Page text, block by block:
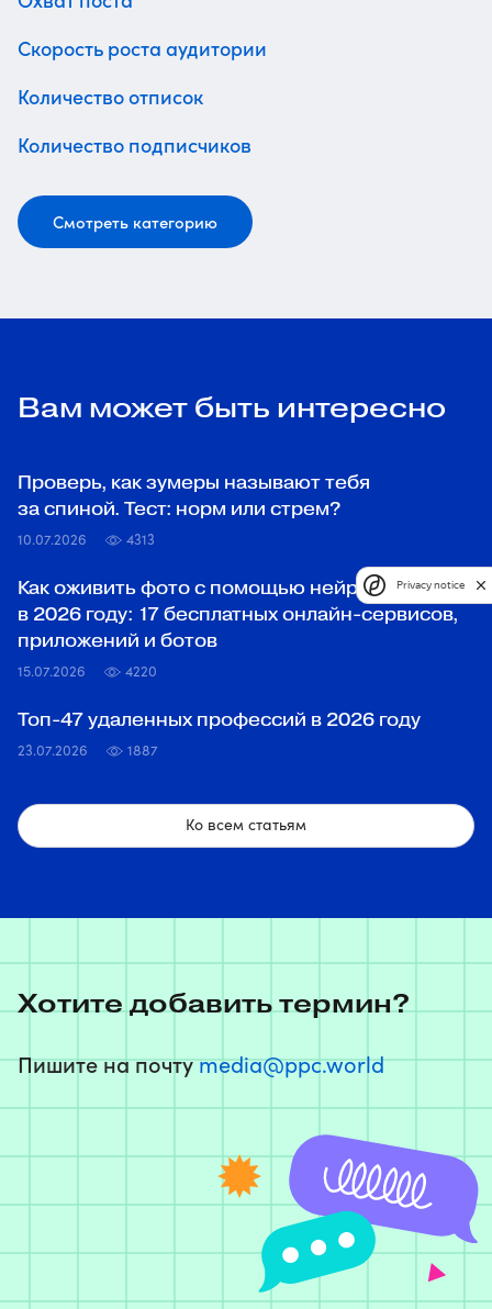
Скорость роста аудитории
Количество отписок
Количество подписчиков
Смотреть категорию
Вам может быть интересно
Проверь, как зумеры называют тебя
за спиной. Тест: норм или стрем?
10.07.2026 4313
Как оживить фото с помощью нейросетей
в 2026 году: 17 бесплатных онлайн-сервисов,
приложений и ботов
15.07.2026 4220
Топ‑47 удаленных профессий в 2026 году
23.07.2026 1887
Ко всем статьям
Хотите добавить термин?
Пишите на почтуmedia@ppc.world
Privacy notice